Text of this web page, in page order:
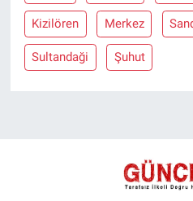
Kizilören Merkez
Sultandaği Şuhut